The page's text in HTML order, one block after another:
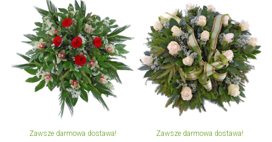
Zawsze darmowa dostawa! Zawsze darmowa dostawa!